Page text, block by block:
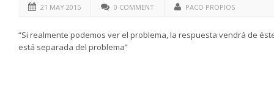
21 MAY 2015 0 COMMENT PACO PROPIOS
“Si realmente podemos ver el problema, la respuesta vendrá de
está separada del problema”